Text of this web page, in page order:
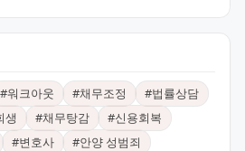
#워크아웃 #채무조정 #법률상담
생 #채무탕감 #신용회복
#변호사 #안양 성범죄